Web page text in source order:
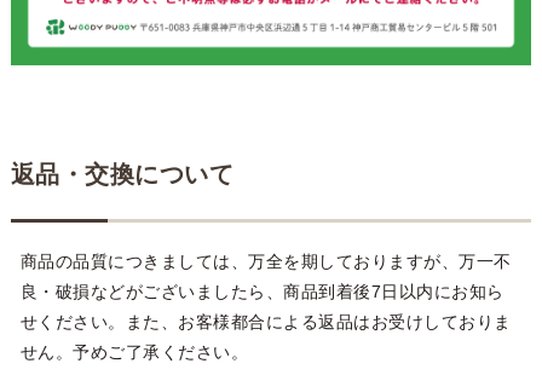
返品・交換について
商品の品質につきましては、万全を期しておりますが、万一不
良・破損などがございましたら、商品到着後7日以内にお知ら
せください。また、お客様都合による返品はお受けしておりま
せん。予めご了承ください。